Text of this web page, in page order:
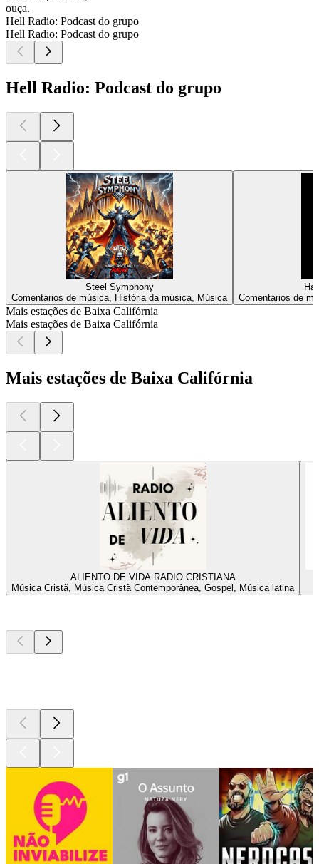
ouça.
Hell Radio: Podcast do grupo
Hell Radio: Podcast do grupo
Hell Radio: Podcast do grupo
Steel Symphony
Comentários de música, História da música, Música
Comentários de
Mais estações de Baixa Califórnia
Mais estações de Baixa Califórnia
Mais estações de Baixa Califórnia
ALIENTO DE VIDA RADIO CRISTIANA
Música Cristã, Música Cristã Contemporânea, Gospel, Música latina